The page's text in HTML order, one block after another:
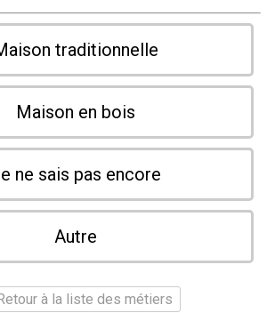
traditionnelle
Maison en bois
ne sais pas encore
Autre
à la liste des métiers